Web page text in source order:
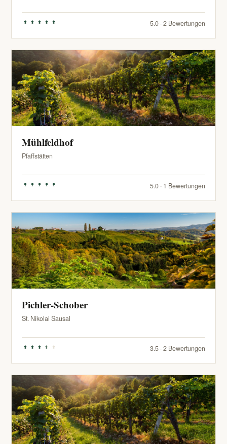
5.0 · 2 Bewertungen
Mühlfeldhof
Pfaffstätten
5.0 · 1 Bewertungen
Pichler-Schober
St. Nikolai Sausal
3.5 · 2 Bewertungen